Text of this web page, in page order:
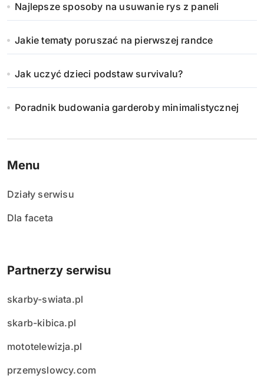
Najlepsze sposoby na usuwanie rys z paneli
Jakie tematy poruszać na pierwszej randce
Jak uczyć dzieci podstaw survivalu?
Poradnik budowania garderoby minimalistycznej
Menu
Działy serwisu
Dla faceta
Partnerzy serwisu
skarby-swiata.pl
skarb-kibica.pl
mototelewizja.pl
przemyslowcy.com